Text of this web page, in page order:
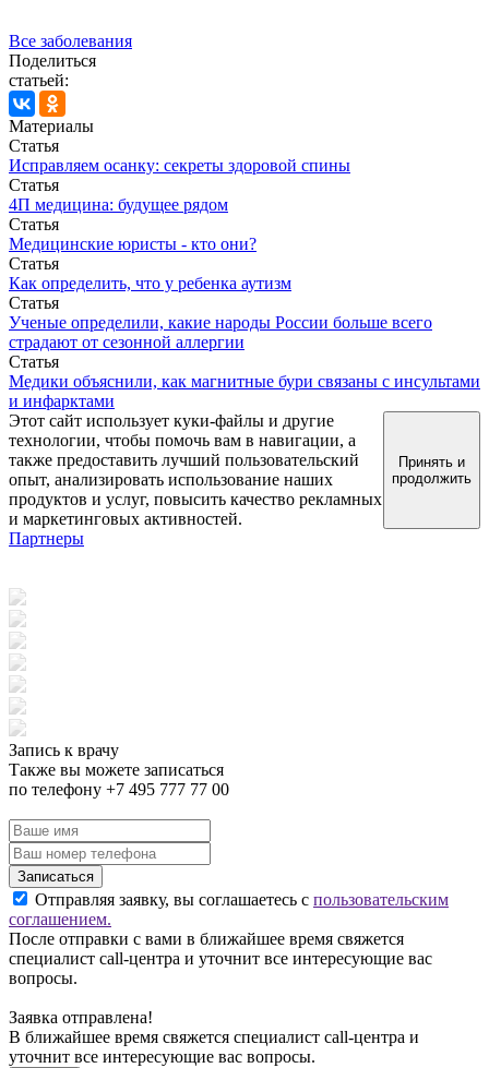
Все заболевания
Поделиться
статьей:
Материалы
Статья
Исправляем осанку: секреты здоровой спины
Статья
4П медицина: будущее рядом
Статья
Медицинские юристы - кто они?
Статья
Как определить, что у ребенка аутизм
Статья
Ученые определили, какие народы России больше всего
страдают от сезонной аллергии
Статья
Медики объяснили, как магнитные бури связаны с инсультами
и инфарктами
Этот сайт использует куки-файлы и другие
технологии, чтобы помочь вам в навигации, а
также предоставить лучший пользовательский
опыт, анализировать использование наших
продуктов и услуг, повысить качество рекламных
и маркетинговых активностей.
Принять и
продолжить
Партнеры
Запись к врачу
Также вы можете записаться
по телефону +7 495 777 77 00
Записаться
Отправляя заявку, вы соглашаетесь с пользовательским
соглашением.
После отправки с вами в ближайшее время свяжется
специалист call-центра и уточнит все интересующие вас
вопросы.
Заявка отправлена!
В ближайшее время свяжется специалист call-центра и
уточнит все интересующие вас вопросы.